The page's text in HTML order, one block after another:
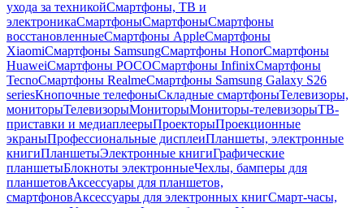
ухода за техникойСмартфоны, ТВ и
электроникаСмартфоныСмартфоныСмартфоны
восстановленныеСмартфоны AppleСмартфоны
XiaomiСмартфоны SamsungСмартфоны HonorСмартфоны
HuaweiСмартфоны POCOСмартфоны InfinixСмартфоны
TecnoСмартфоны RealmeСмартфоны Samsung Galaxy S26
seriesКнопочные телефоныСкладные смартфоныТелевизоры,
мониторыТелевизорыМониторыМониторы-телевизорыТВ-
приставки и медиаплеерыПроекторыПроекционные
экраныПрофессиональные дисплеиПланшеты, электронные
книгиПланшетыЭлектронные книгиГрафические
планшетыБлокноты электронныеЧехлы, бамперы для
планшетовАксессуары для планшетов,
смартфоновАксессуары для электронных книгСмарт-часы,